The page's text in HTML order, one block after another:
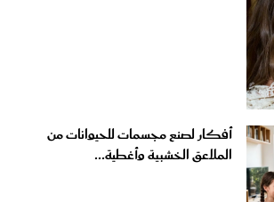
أفكار لصنع مجسمات للحيوانات من
الملاعق الخشبية وأغطية...